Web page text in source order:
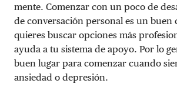
mente. Comenzar con un poco de
de conversación personal es un buen
quieres buscar opciones más
ayuda a tu sistema de apoyo. Por lo
buen lugar para comenzar cuando
ansiedad o depresión.